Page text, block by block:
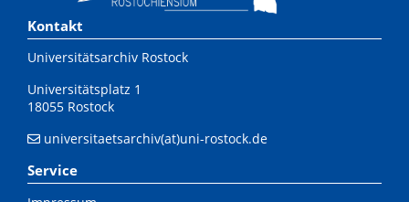
Kontakt
Universitätsarchiv Rostock
Universitätsplatz 1
18055 Rostock
universitaetsarchiv(at)uni-rostock.de
Service